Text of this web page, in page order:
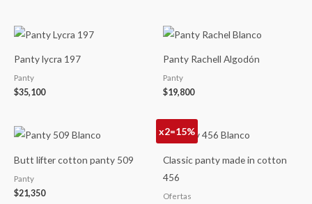
Panty lycra 197
Panty
$35,100
Panty Rachell Algodón
Panty
$19,800
Butt lifter cotton panty 509
Panty
$21,350
x2=15%
Classic panty made in cotton
456
Ofertas